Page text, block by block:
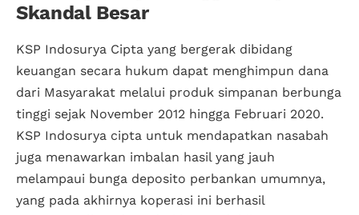
Skandal Besar
KSP Indosurya Cipta yang bergerak dibidang
keuangan secara hukum dapat menghimpun dana
dari Masyarakat melalui produk simpanan berbunga
tinggi sejak November 2012 hingga Februari 2020.
KSP Indosurya cipta untuk mendapatkan nasabah
juga menawarkan imbalan hasil yang jauh
melampaui bunga deposito perbankan umumnya,
yang pada akhirnya koperasi ini berhasil